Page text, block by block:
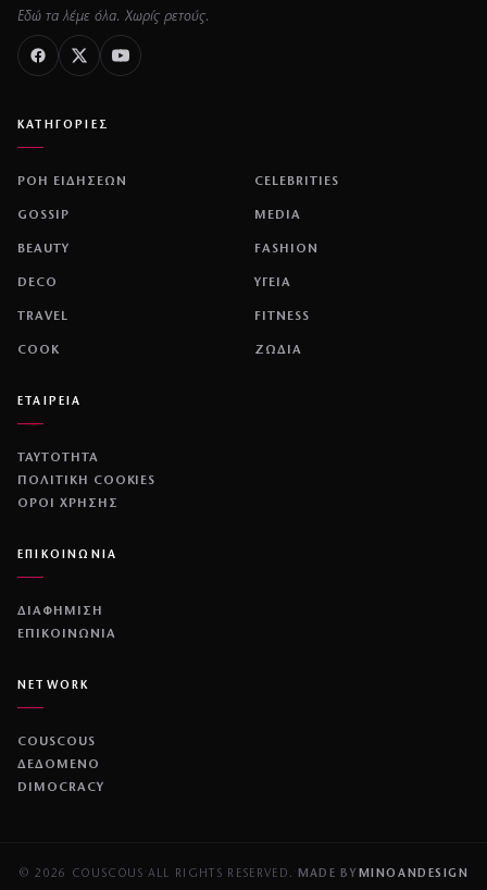
Εδώ τα λέμε όλα. Χωρίς ρετούς.
ΚΑΤΗΓΟΡΙΕΣ
ΡΟΗ ΕΙΔΗΣΕΩΝ CELEBRITIES
GOSSIP MEDIA
BEAUTY FASHION
DECO ΥΓΕΙΑ
TRAVEL FITNESS
COOK ΖΩΔΙΑ
ΕΤΑΙΡΕΙΑ
ΤΑΥΤΟΤΗΤΑ
ΠΟΛΙΤΙΚΉ COOKIES
ΌΡΟΙ ΧΡΉΣΗΣ
ΕΠΙΚΟΙΝΩΝΙΑ
ΔΙΑΦΗΜΙΣΗ
ΕΠΙΚΟΙΝΩΝΙΑ
NETWORK
COUSCOUS
ΔΕΔΟΜΕΝΟ
DIMOCRACY
© 2026 COUSCOUS ALL RIGHTS RESERVED. MADE BY MINOANDESIGN